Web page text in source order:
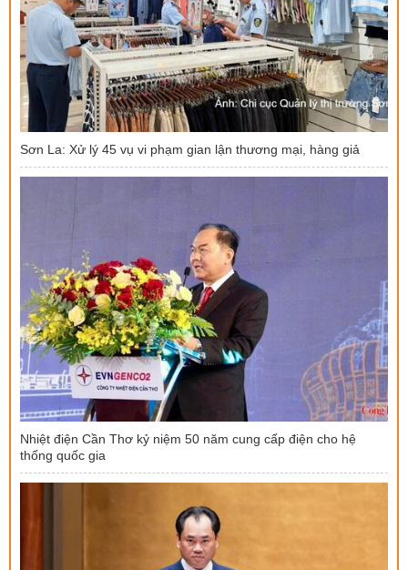
Sơn La: Xử lý 45 vụ vi phạm gian lận thương mại, hàng giả
Nhiệt điện Cần Thơ kỷ niệm 50 năm cung cấp điện cho hệ
thống quốc gia